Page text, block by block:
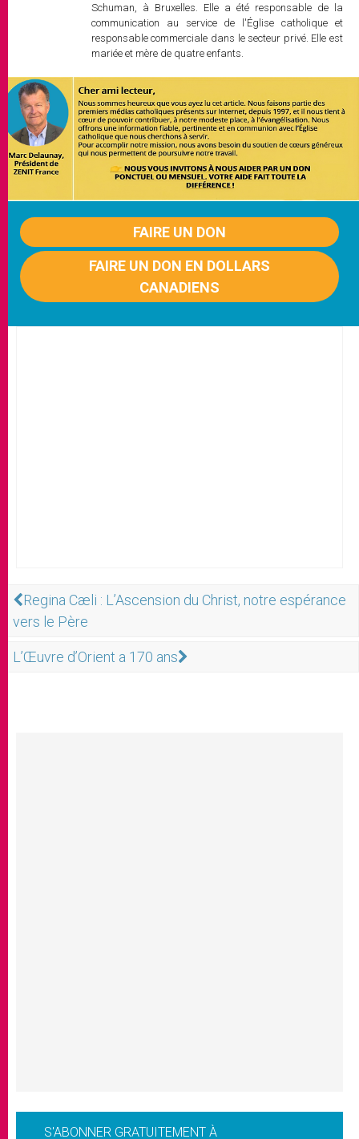
Schuman, à Bruxelles. Elle a été responsable de la
communication au service de l'Église catholique et
responsable commerciale dans le secteur privé. Elle est
mariée et mère de quatre enfants.
FAIRE UN DON
FAIRE UN DON EN DOLLARS
CANADIENS
Regina Cæli : L’Ascension du Christ, notre espérance
vers le Père
L’Œuvre d’Orient a 170 ans
S'ABONNER GRATUITEMENT À